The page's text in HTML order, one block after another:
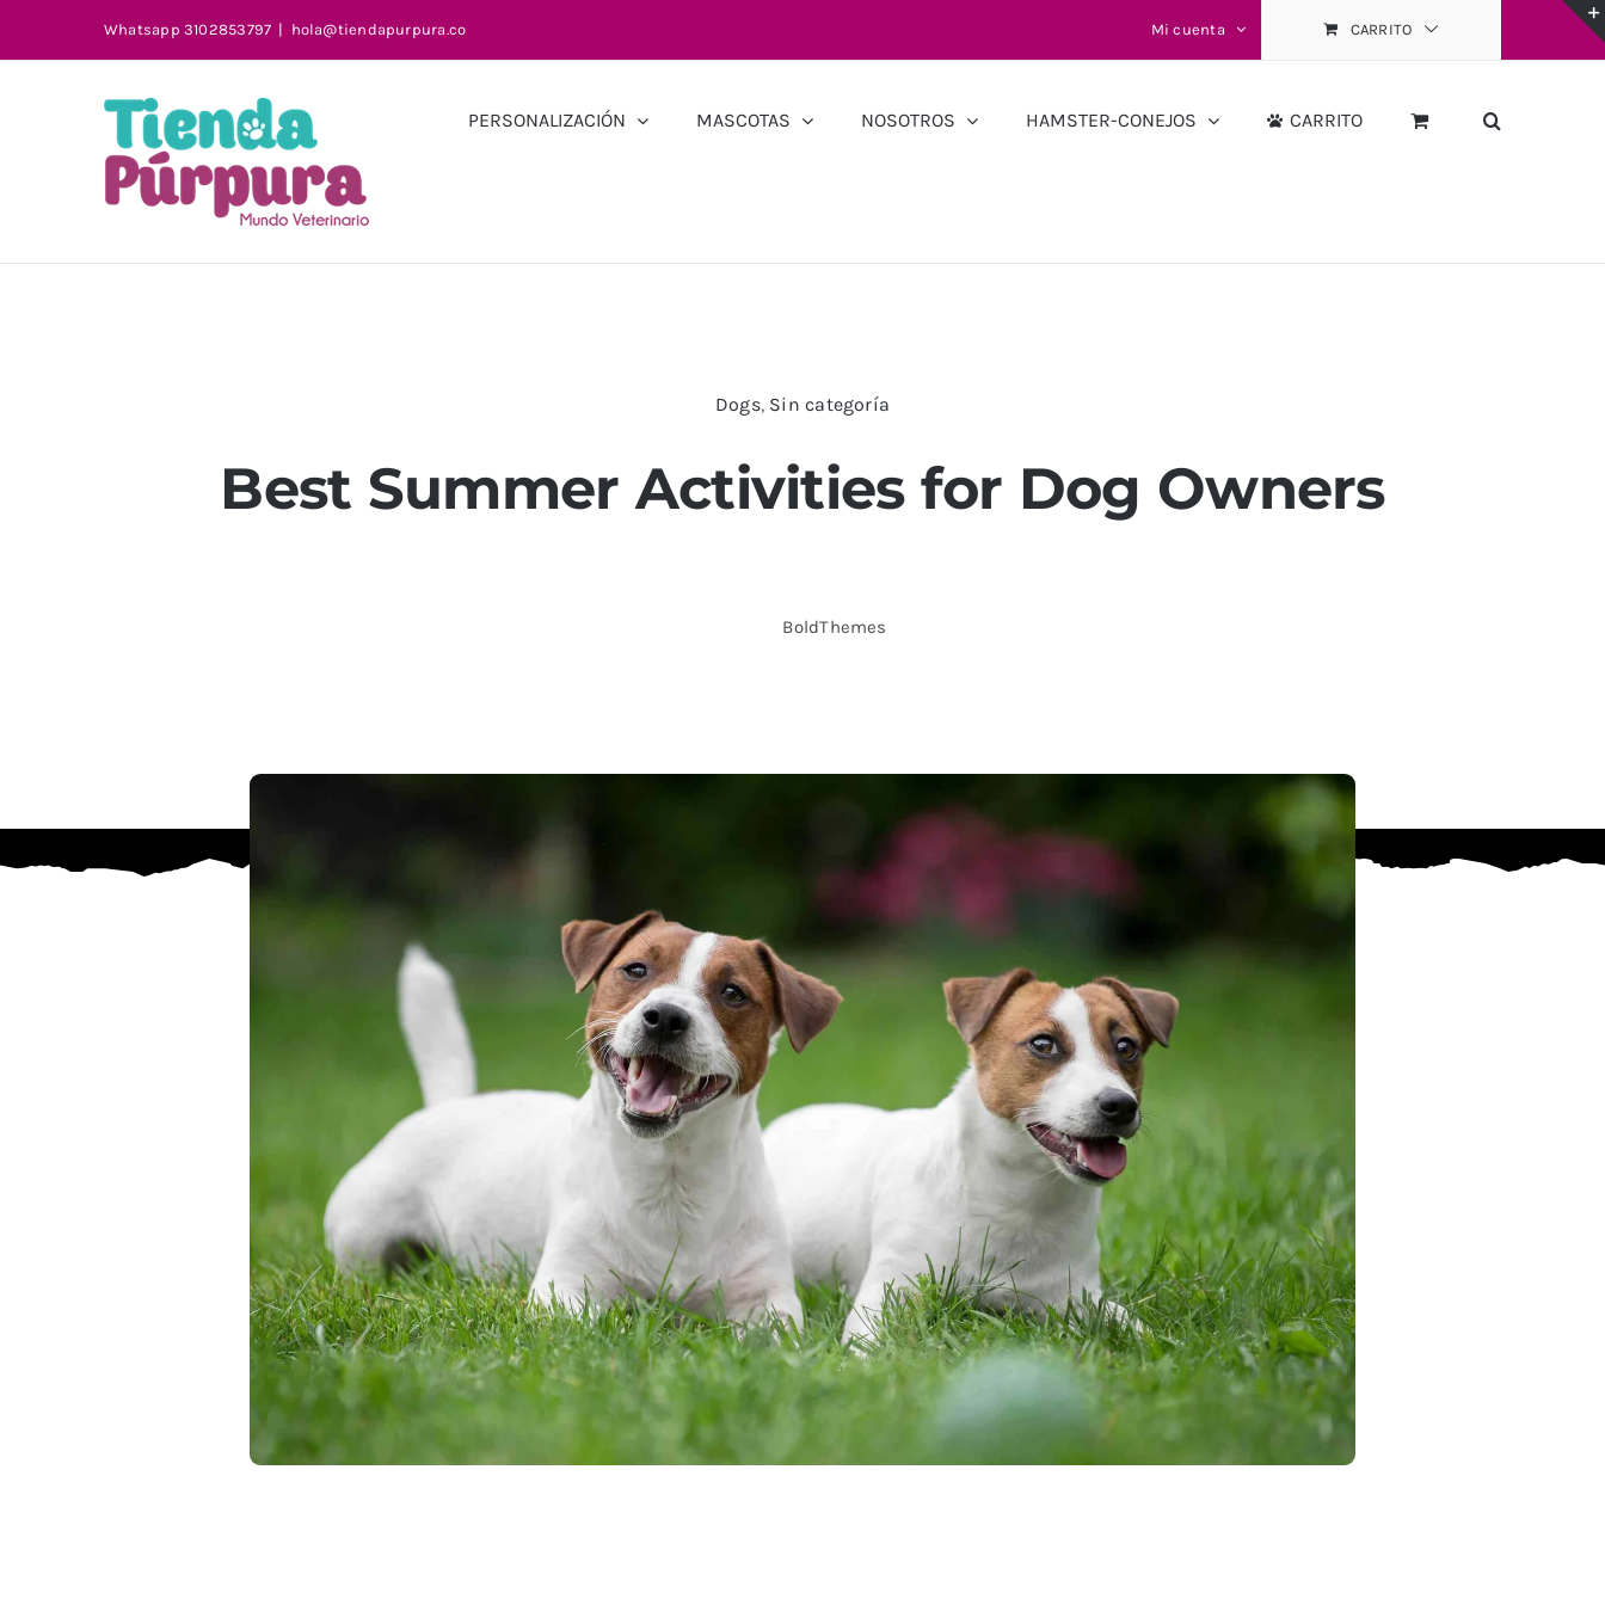
Whatsapp 3102853797 | hola@tiendapurpura.co Mi cuenta CARRITO
PERSONALIZACIÓN MASCOTAS NOSOTROS HAMSTER-CONEJOS CARRITO
Dogs, Sin categoría
Best Summer Activities for Dog Owners
BoldThemes